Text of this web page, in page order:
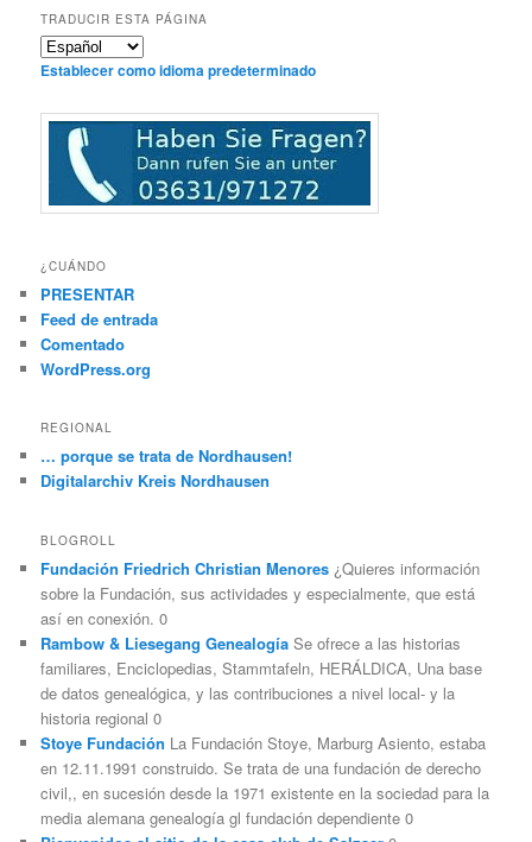
TRADUCIR ESTA PÁGINA
Establecer como idioma predeterminado
¿CUÁNDO
PRESENTAR
Feed de entrada
Comentado
WordPress.org
REGIONAL
… porque se trata de Nordhausen!
Digitalarchiv Kreis Nordhausen
BLOGROLL
Fundación Friedrich Christian Menores ¿Quieres información
sobre la Fundación, sus actividades y especialmente, que está
así en conexión. 0
Rambow & Liesegang Genealogía Se ofrece a las historias
familiares, Enciclopedias, Stammtafeln, HERÁLDICA, Una base
de datos genealógica, y las contribuciones a nivel local- y la
historia regional 0
Stoye Fundación La Fundación Stoye, Marburg Asiento, estaba
en 12.11.1991 construido. Se trata de una fundación de derecho
civil,, en sucesión desde la 1971 existente en la sociedad para la
media alemana genealogía gl fundación dependiente 0